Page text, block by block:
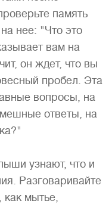
память
нее: "Что это
вам на
он ждет, что вы
пробел. Эта
вопросы, на
ответы, на
узнают, что и
Разговаривайте
как мытье,